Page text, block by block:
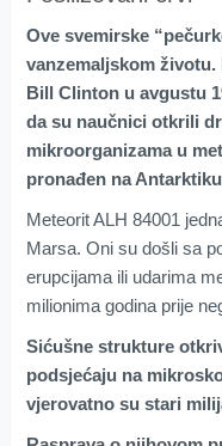
Ove svemirske
vanzemaljskom
Bill Clinton u avgustu
da su naučnici otkrili
mikroorganizama u
pronađen na
Meteorit ALH 84001
Marsa. Oni su došli sa
erupcijama ili udarima
milionima godina prije
Sićušne strukture
podsjećaju na
vjerovatno su stari